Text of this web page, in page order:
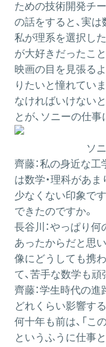
ための技術開発チ
の話をすると、実
私が理系を選択し
が大好きだったこ
映画の目を見張る
りたいと憧れてい
なければいけない
とが、ソニーの仕事
ソ
齊藤：私の身近な工
は数学・理科があ
少なくない印象で
できたのですか。
長谷川：やっぱり何
あったからだと思
像にどうしても携
て、苦手な数学も
齊藤：学生時代の進
どれくらい影響す
何十年も前は、「こ
というふうに仕事